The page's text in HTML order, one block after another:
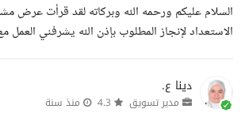
السلام عليكم ورحمه الله وبركاته لقد قرأت عرض
الاستعداد لإنجاز المطلوب بإذن الله يشرفني
دينا ع.
مدير تسويق منذ سنة